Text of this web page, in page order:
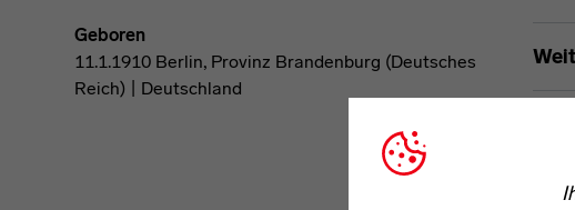
Geboren
11.1.1910 Berlin, Provinz Brandenburg (Deutsches
Reich) | Deutschland